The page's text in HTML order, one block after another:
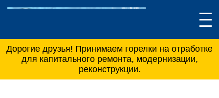
Дорогие друзья! Принимаем горелки на отработке
для капитального ремонта, модернизации,
реконструкции.